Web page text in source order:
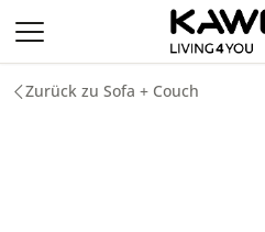
Zum Hauptinhalt springen
Zurück zu Sofa + Couch